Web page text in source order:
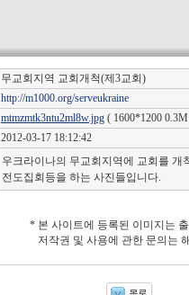
무교회지역 교회개척(제3교회)
http://m1000.org/serveukraine
mtmzmtk3ntu2ml8w.jpg ( 1600*1200
2012-03-17 18:12:42
우크라이나의 무교회지역에 교회를
전도집회등을 하는 사진들입니다.
* 본 사이트에 등록된 이미지는
저작권 및 사용에 관한 문의는